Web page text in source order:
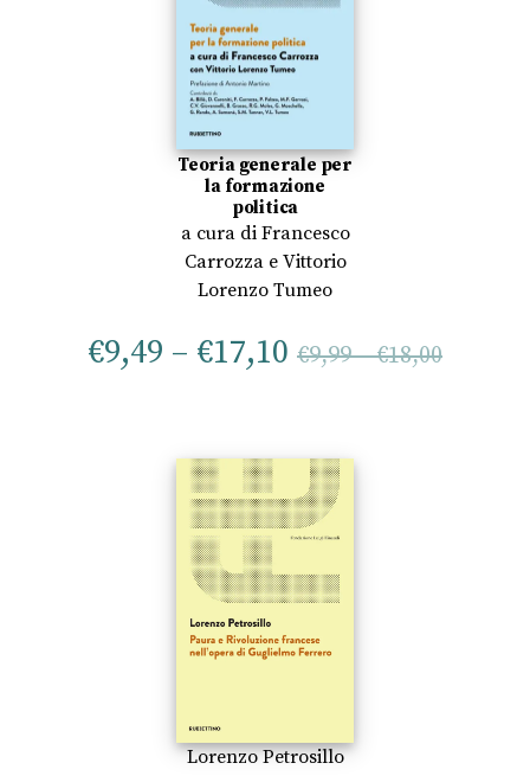
Teoria generale per
la formazione
politica
a cura di Francesco
Carrozzae Vittorio
Lorenzo Tumeo
€9,49 – €17,10 €9,99–€18,00
Lorenzo Petrosillo